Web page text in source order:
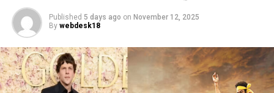
കയ്യില്‍ ത്രിശൂലം പിടിച്ച് കാളയുടെ പുറത്ത്
സവാരിയുമായി എത്തുന്ന രുദ്രയായി മഹേഷ്
ബാബുവിന്റെ എന്‍ട്രിയാണ് ട്രെയിലറിന്റെ ഹൈലൈറ്റ്.
അതേപോലെ, വേദിയിലേക്കും മഹേഷ് ബാബു
കാളപ്പുറത്ത് സവാരിയായി എത്തിയപ്പോള്‍ 60,000-
ത്തിലധികം പ്രേക്ഷകര്‍ കൈയ്യടി മുഴക്കി വരവേറ്റു.
Published 5 days ago on November 12, 2025
By webdesk18